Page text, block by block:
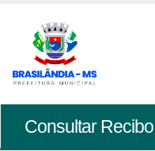
Consultar